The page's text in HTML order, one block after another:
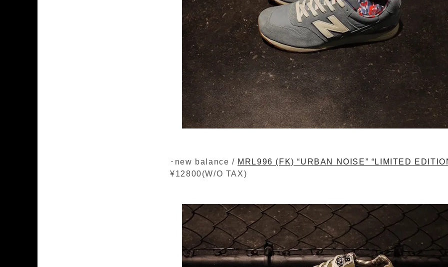
･new balance / MRL996 (FK) “URBAN NOISE” “LIMITED
¥12800(W/O TAX)